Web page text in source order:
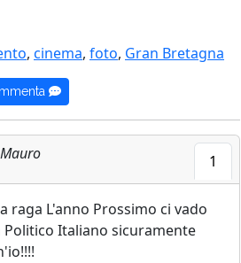
, cinema, foto, Gran Bretagna
Mauro 1
raga L'anno Prossimo ci vado
Italiano sicuramente